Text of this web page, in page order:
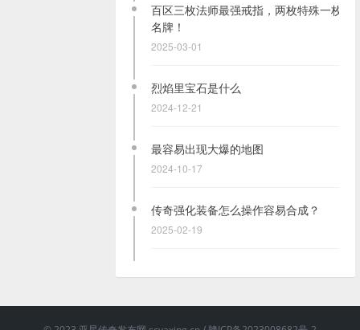
百区三枚法师最强戒指，两枚特殊一枚
名牌！
2025-03-01
烈焰里宝石是什么
2024-12-21
最容易出现大爆的地图
2024-10-17
传奇强化装备怎么操作容易合成？
2025-02-19